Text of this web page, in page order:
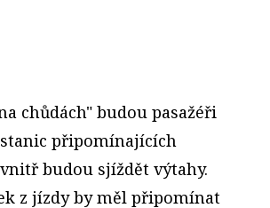
chůdách" budou pasažéři
připomínajících
budou sjíždět výtahy.
z jízdy by měl připomínat